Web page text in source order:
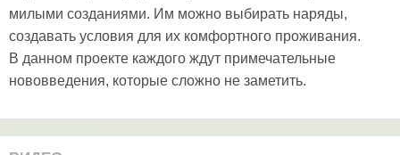
милыми созданиями. Им можно выбирать наряды,
создавать условия для их комфортного проживания.
В данном проекте каждого ждут примечательные
нововведения, которые сложно не заметить.